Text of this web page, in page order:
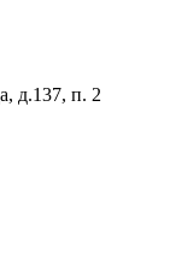
д.137, п. 2